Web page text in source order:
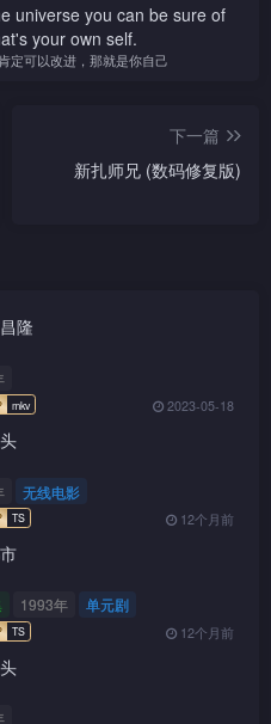
手挥剑向来者掷去，另一手抱
起婴孩欲逃。应无物尾随不
舍，恨以钩反击，应无物双目
说完，他放下钩及秘岌，即掉
头而去。走了不久，恨就给金
因而毒死，蓝一尘大感意外。
当杨铮听到父亲的死讯后，誓
与蓝一尘不共戴天，他疯狂的
universe you can be sure of
your own self.
定可以改进，那就是你自己
下一篇
新扎师兄 (数码修复版)
隆
2023-05-18
无线电影
12个月前
1993年 单元剧
12个月前